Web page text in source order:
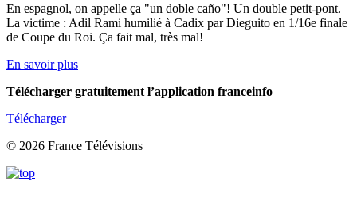
En espagnol, on appelle ça "un doble caño"! Un double petit-pont.
La victime : Adil Rami humilié à Cadix par Dieguito en 1/16e finale
de Coupe du Roi. Ça fait mal, très mal!
En savoir plus
Télécharger gratuitement l’application franceinfo
Télécharger
© 2026 France Télévisions